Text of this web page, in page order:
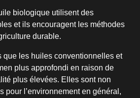
biologique utilisent des
et ils encouragent les méthodes
durable.
que les huiles conventionnelles et
plus approfondi en raison de
plus élevées. Elles sont non
pour l’environnement en général,